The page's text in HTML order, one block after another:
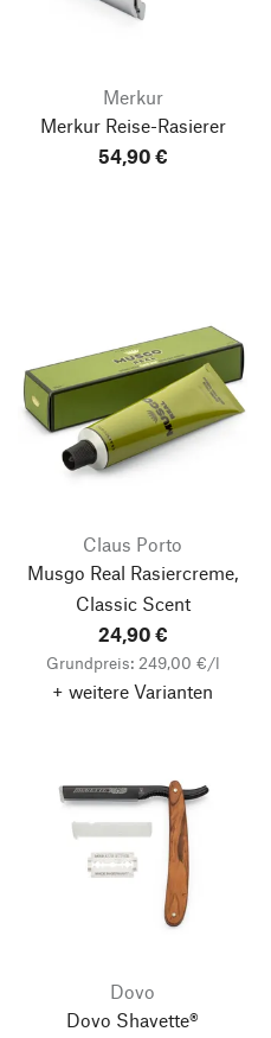
Merkur
Merkur Reise-Rasierer
54,90 €
Claus Porto
Musgo Real Rasiercreme,
Classic Scent
24,90 €
Grundpreis: 249,00 €/l
+ weitere Varianten
Dovo
Dovo Shavette®